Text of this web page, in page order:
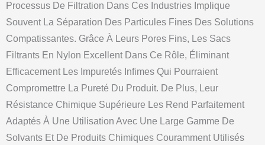
Processus De Filtration Dans Ces Industries Implique
Souvent La Séparation Des Particules Fines Des Solutions
Compatissantes. Grâce À Leurs Pores Fins, Les Sacs
Filtrants En Nylon Excellent Dans Ce Rôle, Éliminant
Efficacement Les Impuretés Infimes Qui Pourraient
Compromettre La Pureté Du Produit. De Plus, Leur
Résistance Chimique Supérieure Les Rend Parfaitement
Adaptés À Une Utilisation Avec Une Large Gamme De
Solvants Et De Produits Chimiques Couramment Utilisés